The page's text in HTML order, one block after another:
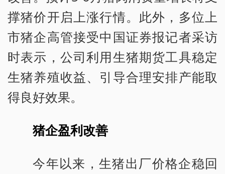
撑猪价开启上涨行情。此外，多位上
市猪企高管接受中国证券报记者采访
时表示，公司利用生猪期货工具稳定
生猪养殖收益、引导合理安排产能取
得良好效果。
猪企盈利改善
今年以来，生猪出厂价格企稳回